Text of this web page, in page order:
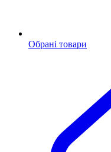
Обрані товари